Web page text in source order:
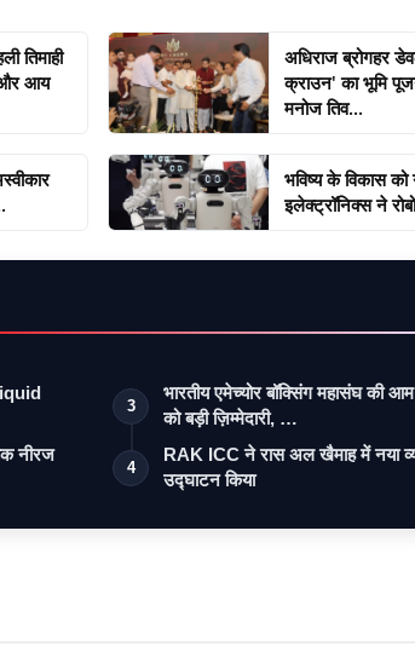
तिमाही
आय
अधिराज ब्रोगहर
क्राउन' का भूमि
मनोज तिव...
भविष्य के विकास
इलेक्ट्रॉनिक्स ने
नीरज
3
भारतीय एमेच्योर बॉक्सिंग महासंघ की
को बड़ी ज़िम्मेदारी, …
4
RAK ICC ने रास अल खैमाह में नया
उद्घाटन किया